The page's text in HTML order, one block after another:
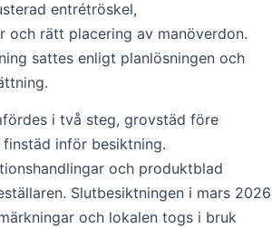
entrétröskel,
och rätt placering av manöverdon.
sattes enligt planlösningen och
i två steg, grovstäd före
inför besiktning.
och produktblad
Slutbesiktningen i mars 2026
och lokalen togs i bruk